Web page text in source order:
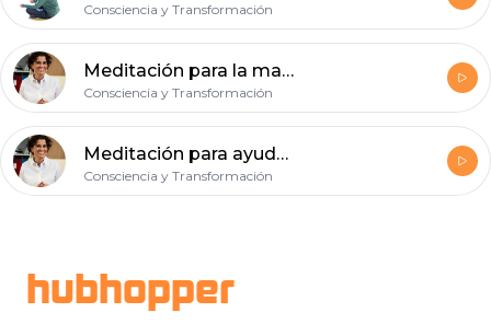
Consciencia y Transformación
Meditación para la mañana
Consciencia y Transformación
Meditación para ayudarte a dormir.
Consciencia y Transformación
hubhopper